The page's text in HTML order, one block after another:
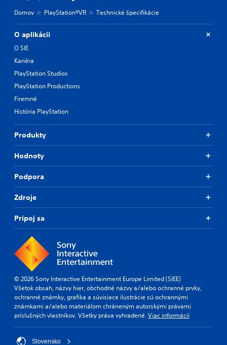
Domov PlayStation®VR Technické špecifikácie
O aplikácii
O SIE
Kariéra
PlayStation Studios
PlayStation Productions
Firemné
História PlayStation
Produkty
Hodnoty
Podpora
Zdroje
Pripoj sa
© 2026 Sony Interactive Entertainment Europe Limited (SIEE)
Všetok obsah, názvy hier, obchodné názvy a/alebo ochranné prvky,
ochranné známky, grafika a súvisiace ilustrácie sú ochrannými
známkami a/alebo materiálom chráneným autorskými právami
príslušných vlastníkov. Všetky práva vyhradené.Viac informácií
Slovensko